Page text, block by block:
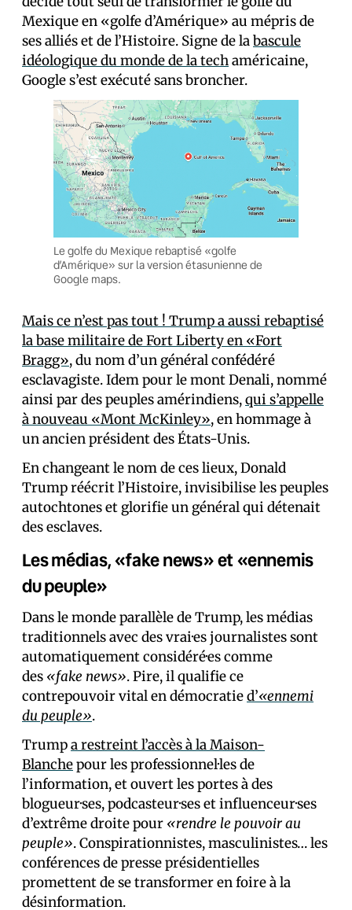
Mexique en «golfe d’Amérique» au mépris de
ses alliés et de l’Histoire. Signe de labascule
idéologique du monde de la techaméricaine,
Google s’est exécuté sans broncher.
Le golfe du Mexique rebaptisé «golfe
d’Amérique» sur la version étasunienne de
Google maps.
Mais ce n’est pas tout ! Trump a aussi rebaptisé
la base militaire de Fort Liberty en «Fort
Bragg», du nom d’un général confédéré
esclavagiste. Idem pour le mont Denali, nommé
ainsi par des peuples amérindiens,qui s’appelle
à nouveau «Mont McKinley», en hommage à
un ancien président des États-Unis.
En changeant le nom de ces lieux, Donald
Trump réécrit l’Histoire, invisibilise les peuples
autochtones et glorifie un général qui détenait
des esclaves.
Les médias, «fake news» et «ennemis
du peuple»
Dans le monde parallèle de Trump, les médias
traditionnels avec des vrai·es journalistes sont
automatiquement considéré·es comme
des «fake news». Pire, il qualifie ce
contrepouvoir vital en démocratied’«ennemi
du peuple».
Trumpa restreint l’accès à la Maison-
Blanchepour les professionnel·les de
l’information, et ouvert les portes à des
blogueur·ses, podcasteur·ses et influenceur·ses
d’extrême droite pour «rendre le pouvoir au
peuple». Conspirationnistes, masculinistes… les
conférences de presse présidentielles
promettent de se transformer en foire à la
désinformation.